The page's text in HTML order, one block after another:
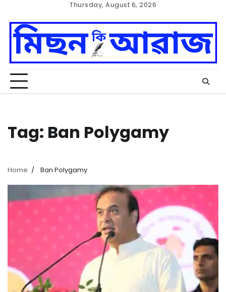
content
Thursday, August 6, 2026
Home
Cookie
Policy
Tag: Ban Polygamy
Home Ban Polygamy